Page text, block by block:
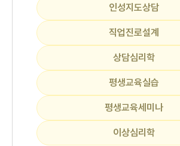
인성지도상담
직업진로설계
상담심리학
평생교육실습
평생교육세미나
이상심리학